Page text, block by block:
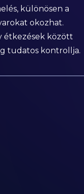
különösen a
okozhat.
étkezések között
tudatos kontrollja.